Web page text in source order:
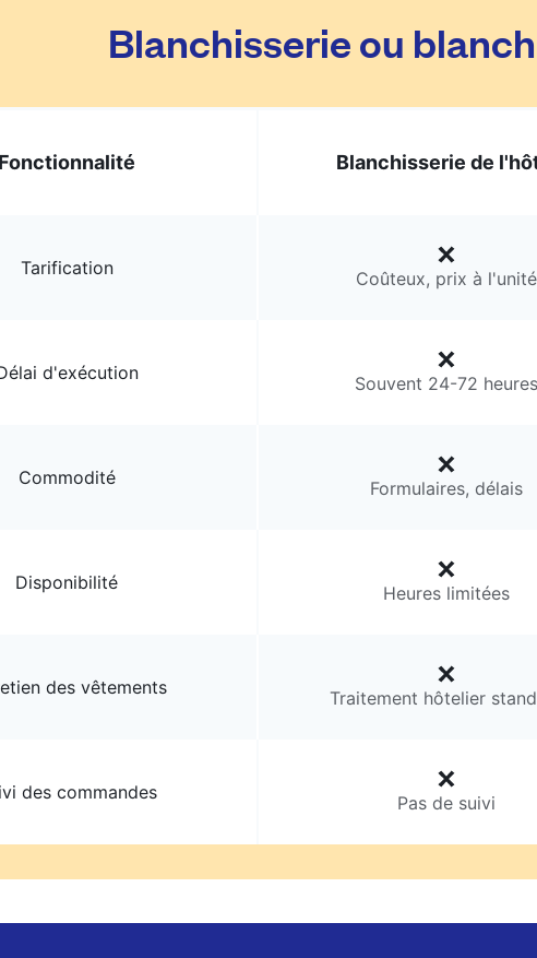
Blanchisserie ou
Fonctionnalité Blanchisserie de
Tarification Coûteux, prix à l'unité
d'exécution Souvent 24-72 heures
Commodité Formulaires, délais
Disponibilité Heures limitées
des vêtements Traitement hôtelier
des commandes Pas de suivi